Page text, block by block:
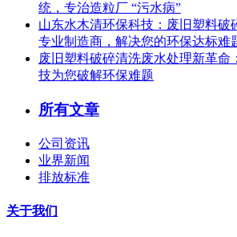
统，专治造粒厂 “污水病”
山东水木清环保科技：废旧塑料破
专业制造商，解决您的环保达标难
废旧塑料破碎清洗废水处理新革命
技为您破解环保难题
所有文章
公司资讯
业界新闻
排放标准
关于我们